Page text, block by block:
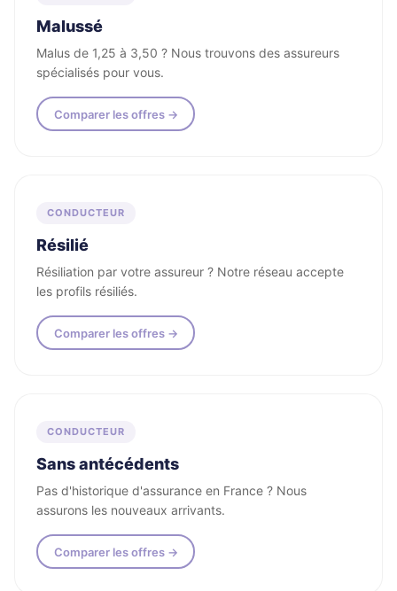
Malussé
Malus de 1,25 à 3,50 ? Nous trouvons des assureurs
spécialisés pour vous.
Comparer les offres →
CONDUCTEUR
Résilié
Résiliation par votre assureur ? Notre réseau accepte
les profils résiliés.
Comparer les offres →
CONDUCTEUR
Sans antécédents
Pas d'historique d'assurance en France ? Nous
assurons les nouveaux arrivants.
Comparer les offres →